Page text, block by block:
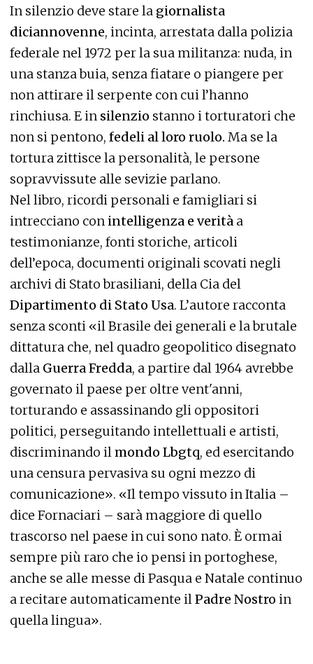
In silenzio deve stare la giornalista
diciannovenne, incinta, arrestata dalla polizia
federale nel 1972 per la sua militanza: nuda, in
una stanza buia, senza fiatare o piangere per
non attirare il serpente con cui l’hanno
rinchiusa. E in silenzio stanno i torturatori che
non si pentono, fedeli al loro ruolo. Ma se la
tortura zittisce la personalità, le persone
sopravvissute alle sevizie parlano.
Nel libro, ricordi personali e famigliari si
intrecciano con intelligenza e verità a
testimonianze, fonti storiche, articoli
dell’epoca, documenti originali scovati negli
archivi di Stato brasiliani, della Cia del
Dipartimento di Stato Usa. L’autore racconta
senza sconti «il Brasile dei generali e la brutale
dittatura che, nel quadro geopolitico disegnato
dalla Guerra Fredda, a partire dal 1964 avrebbe
governato il paese per oltre vent'anni,
torturando e assassinando gli oppositori
politici, perseguitando intellettuali e artisti,
discriminando il mondo Lbgtq, ed esercitando
una censura pervasiva su ogni mezzo di
comunicazione». «Il tempo vissuto in Italia –
dice Fornaciari – sarà maggiore di quello
trascorso nel paese in cui sono nato. È ormai
sempre più raro che io pensi in portoghese,
anche se alle messe di Pasqua e Natale continuo
a recitare automaticamente il Padre Nostro in
quella lingua».